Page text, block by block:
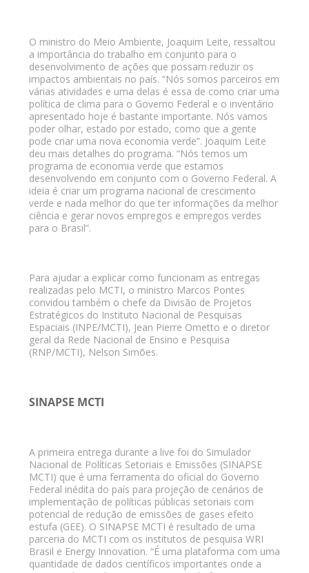
O ministro do Meio Ambiente, Joaquim Leite, ressaltou
a importância do trabalho em conjunto para o
desenvolvimento de ações que possam reduzir os
impactos ambientais no país. “Nós somos parceiros em
várias atividades e uma delas é essa de como criar uma
política de clima para o Governo Federal e o inventário
apresentado hoje é bastante importante. Nós vamos
poder olhar, estado por estado, como que a gente
pode criar uma nova economia verde”. Joaquim Leite
deu mais detalhes do programa. “Nós temos um
programa de economia verde que estamos
desenvolvendo em conjunto com o Governo Federal. A
ideia é criar um programa nacional de crescimento
verde e nada melhor do que ter informações da melhor
ciência e gerar novos empregos e empregos verdes
para o Brasil”.
Para ajudar a explicar como funcionam as entregas
realizadas pelo MCTI, o ministro Marcos Pontes
convidou também o chefe da Divisão de Projetos
Estratégicos do Instituto Nacional de Pesquisas
Espaciais (INPE/MCTI), Jean Pierre Ometto e o diretor
geral da Rede Nacional de Ensino e Pesquisa
(RNP/MCTI), Nelson Simões.
SINAPSE MCTI
A primeira entrega durante a live foi do Simulador
Nacional de Políticas Setoriais e Emissões (SINAPSE
MCTI) que é uma ferramenta do oficial do Governo
Federal inédita do país para projeção de cenários de
implementação de políticas públicas setoriais com
potencial de redução de emissões de gases efeito
estufa (GEE). O SINAPSE MCTI é resultado de uma
parceria do MCTI com os institutos de pesquisa WRI
Brasil e Energy Innovation. “É uma plataforma com uma
quantidade de dados científicos importantes onde a